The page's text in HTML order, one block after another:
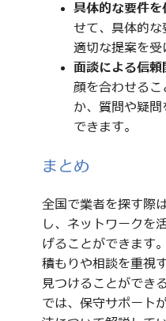
具体的な要件を
せて、具体的な
適切な提案を受
面談による信頼
顔を合わせるこ
か、質問や疑
できます。
まとめ
全国で業者を探す際
し、ネットワークを
げることができます
積もりや相談を重視
見つけることができ
では、保守サポート